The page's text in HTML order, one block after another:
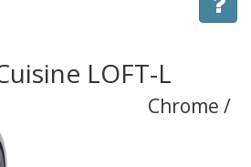
LOFT-L
Chrome /